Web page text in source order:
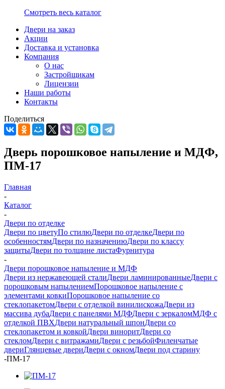
Смотреть весь каталог
Двери на заказ
Акции
Доставка и установка
Компания
О нас
Застройщикам
Лицензии
Наши работы
Контакты
Поделиться
Дверь порошковое напыление и МДФ,
ПМ-17
Главная
-
Каталог
-
Двери по отделке
Двери по цветуПо стилюДвери по отделкеДвери по
особенностямДвери по назначениюДвери по классу
защитыДвери по толщине листаФурнитура
-
Двери порошковое напыление и МДФ
Двери из нержавеющей сталиДвери ламинированныеДвери с
порошковым напылениемПорошковое напыление с
элементами ковкиПорошковое напыление со
стеклопакетомДвери с отделкой винилискожаДвери из
массива дубаДвери с панелями МДФДвери с зеркаломМДФ с
отделкой ПВХДвери натуральный шпонДвери со
стеклопакетом и ковкойДвери виноритДвери со
стекломДвери с витражамиДвери с резьбойФиленчатые
двериГлянцевые двериДвери с окномДвери под старину
-ПМ-17